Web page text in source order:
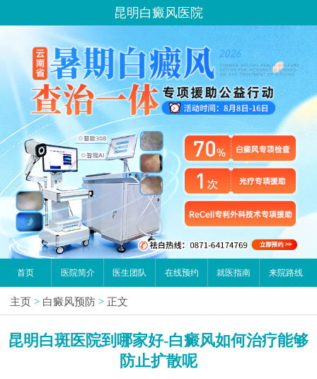
昆明白癜风医院
首页 医院简介 医生团队 在线预约 就医指南 来院路线
主页 > 白癜风预防 > 正文
昆明白斑医院到哪家好-白癜风如何治疗能够
防止扩散呢